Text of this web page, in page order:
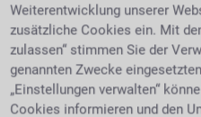
Mit dem Familienrecht
mehrmals im Leben in
Weiterentwicklung unserer
zusätzliche Cookies ein. Mit
zulassen“ stimmen Sie der
genannten Zwecke
„Einstellungen verwalten“
Cookies informieren und den